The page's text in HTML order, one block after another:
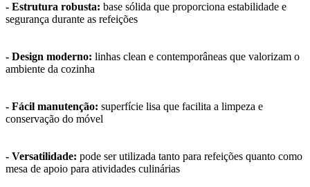
- Estrutura robusta: base sólida que proporciona estabilidade e
segurança durante as refeições
- Design moderno: linhas clean e contemporâneas que valorizam o
ambiente da cozinha
- Fácil manutenção: superfície lisa que facilita a limpeza e
conservação do móvel
- Versatilidade: pode ser utilizada tanto para refeições quanto como
mesa de apoio para atividades culinárias